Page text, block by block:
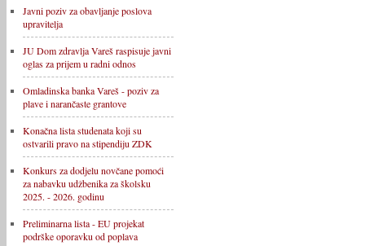
Javni poziv za obavljanje poslova
upravitelja
JU Dom zdravlja Vareš raspisuje javni
oglas za prijem u radni odnos
Omladinska banka Vareš - poziv za
plave i narančaste grantove
Konačna lista studenata koji su
ostvarili pravo na stipendiju ZDK
Konkurs za dodjelu novčane pomoći
za nabavku udžbenika za školsku
2025. - 2026. godinu
Preliminarna lista - EU projekat
podrške oporavku od poplava